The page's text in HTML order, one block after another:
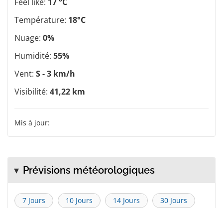
Température: 18°C
Nuage: 0%
Humidité: 55%
Vent: S - 3 km/h
Visibilité: 41,22 km
Mis à jour:
Prévisions météorologiques
7 Jours 10 Jours 14 Jours 30 Jours